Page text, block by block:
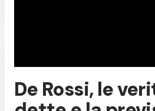
De Rossi, le